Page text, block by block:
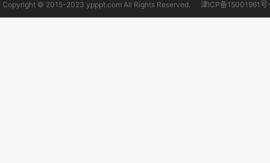
Copyright © 2015-2023 ypppt.com All Rights Reserved. 津ICP备15001961号